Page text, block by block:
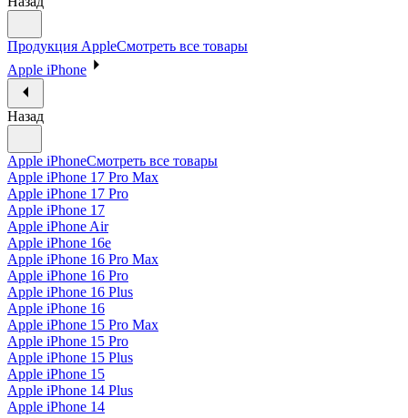
Продукция AppleСмотреть все товары
Apple iPhone
Назад
Apple iPhoneСмотреть все товары
Apple iPhone 17 Pro Max
Apple iPhone 17 Pro
Apple iPhone 17
Apple iPhone Air
Apple iPhone 16e
Apple iPhone 16 Pro Max
Apple iPhone 16 Pro
Apple iPhone 16 Plus
Apple iPhone 16
Apple iPhone 15 Pro Max
Apple iPhone 15 Pro
Apple iPhone 15 Plus
Apple iPhone 15
Apple iPhone 14 Plus
Apple iPhone 14